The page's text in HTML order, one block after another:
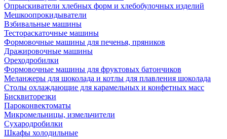
Опрыскиватели хлебных форм и хлебобулочных изделий
Мешкоопрокидыватели
Взбивальные машины
Тестораскаточные машины
Формовочные машины для печенья, пряников
Дражировочные машины
Ореходробилки
Формовочные машины для фруктовых батончиков
Меланжеры для шоколада и котлы для плавления шоколада
Столы охлаждающие для карамельных и конфетных масс
Бисквиторезки
Пароконвектоматы
Микромельницы, измельчители
Сухародробилки
Шкафы холодильные